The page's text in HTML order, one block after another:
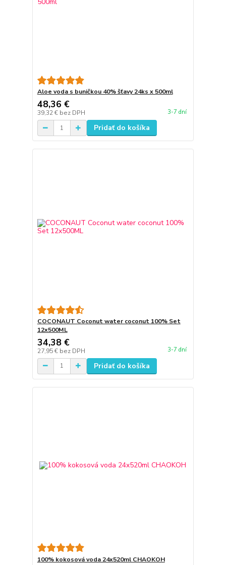
Aloe voda s buničkou 40% šťavy 24ks x 500ml
48,36 €
39,32 € bez DPH 3-7 dní
Pridať do košíka
COCONAUT Coconut water coconut 100% Set
12x500ML
34,38 €
27,95 € bez DPH 3-7 dní
Pridať do košíka
100% kokosová voda 24x520ml CHAOKOH